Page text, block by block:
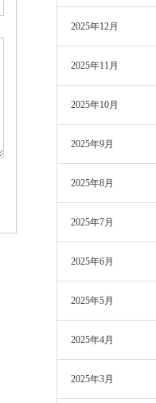
2025年12月
2025年11月
2025年10月
2025年9月
2025年8月
2025年7月
2025年6月
2025年5月
2025年4月
2025年3月